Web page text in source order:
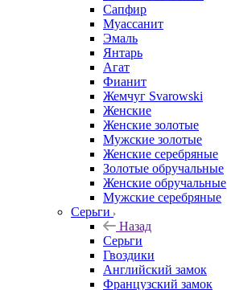
Сапфир
Муассанит
Эмаль
Янтарь
Агат
Фианит
Жемчуг Svarowski
Женские
Женские золотые
Мужские золотые
Женские серебряные
Золотые обручальные
Женские обручальные
Мужские серебряные
Серьги
Назад
Серьги
Гвоздики
Английский замок
Французский замок